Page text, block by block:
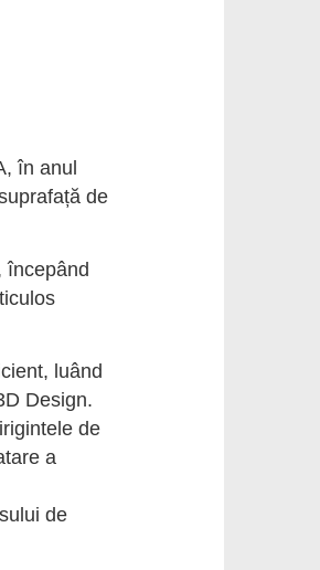
în anul
de
începând
luând
Design.
de
a
de